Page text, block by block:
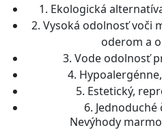
1. Ekologická
2. Vysoká odolnosť voči
oderom a
3. Vode odolnosť
4.
5. Estetický,
6.
Nevýhody